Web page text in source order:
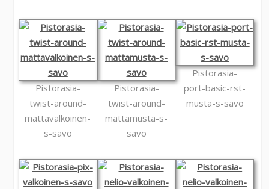
Pistorasia-
twist-around-
mattavalkoinen-
s-savo
Pistorasia-
twist-around-
mattamusta-s-
savo
Pistorasia-
port-basic-rst-
musta-s-savo